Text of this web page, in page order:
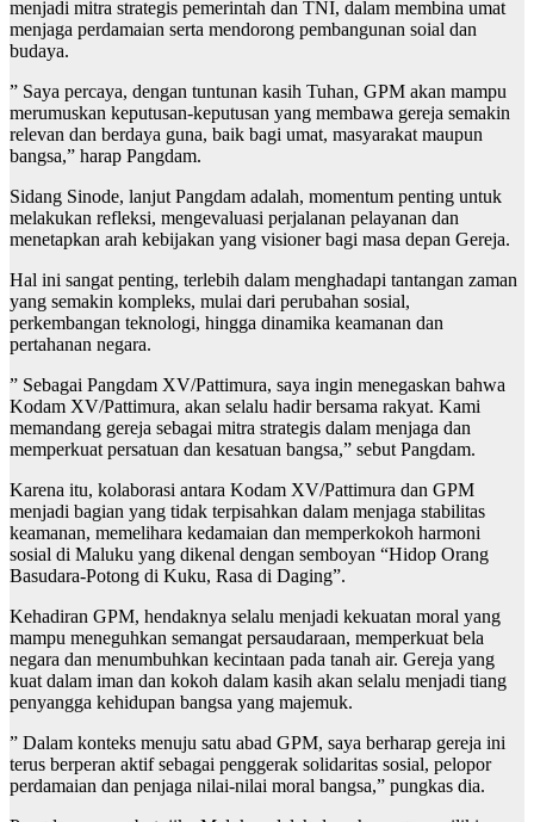
menjadi mitra strategis pemerintah dan TNI, dalam membina umat
menjaga perdamaian serta mendorong pembangunan soial dan
budaya.
” Saya percaya, dengan tuntunan kasih Tuhan, GPM akan mampu
merumuskan keputusan-keputusan yang membawa gereja semakin
relevan dan berdaya guna, baik bagi umat, masyarakat maupun
bangsa,” harap Pangdam.
Sidang Sinode, lanjut Pangdam adalah, momentum penting untuk
melakukan refleksi, mengevaluasi perjalanan pelayanan dan
menetapkan arah kebijakan yang visioner bagi masa depan Gereja.
Hal ini sangat penting, terlebih dalam menghadapi tantangan zaman
yang semakin kompleks, mulai dari perubahan sosial,
perkembangan teknologi, hingga dinamika keamanan dan
pertahanan negara.
” Sebagai Pangdam XV/Pattimura, saya ingin menegaskan bahwa
Kodam XV/Pattimura, akan selalu hadir bersama rakyat. Kami
memandang gereja sebagai mitra strategis dalam menjaga dan
memperkuat persatuan dan kesatuan bangsa,” sebut Pangdam.
Karena itu, kolaborasi antara Kodam XV/Pattimura dan GPM
menjadi bagian yang tidak terpisahkan dalam menjaga stabilitas
keamanan, memelihara kedamaian dan memperkokoh harmoni
sosial di Maluku yang dikenal dengan semboyan “Hidop Orang
Basudara-Potong di Kuku, Rasa di Daging”.
Kehadiran GPM, hendaknya selalu menjadi kekuatan moral yang
mampu meneguhkan semangat persaudaraan, memperkuat bela
negara dan menumbuhkan kecintaan pada tanah air. Gereja yang
kuat dalam iman dan kokoh dalam kasih akan selalu menjadi tiang
penyangga kehidupan bangsa yang majemuk.
” Dalam konteks menuju satu abad GPM, saya berharap gereja ini
terus berperan aktif sebagai penggerak solidaritas sosial, pelopor
perdamaian dan penjaga nilai-nilai moral bangsa,” pungkas dia.